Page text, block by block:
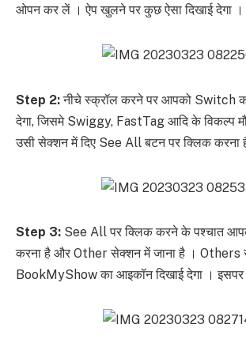
ओपन कर लें । ऐप खुलने पर कुछ ऐसा दिखाई देगा ।
Step 2:नीचे स्क्रॉल करने पर आपको Switch
देगा, जिसमे Swiggy, FastTag आदि के विकल्प
उसी सेक्शन में दिए See All बटन पर क्लिक करना
Step 3: See All पर क्लिक करने के पश्चात
करना है और Other सेक्शन में जाना है । Others
BookMyShow का आइकॉन दिखाई देगा ।